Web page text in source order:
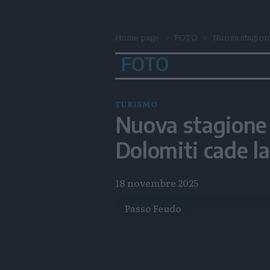
Home page FOTO Nuova
FOTO
TURISMO
Nuova
Dolomiti cade
18 novembre 2025
Passo Feudo